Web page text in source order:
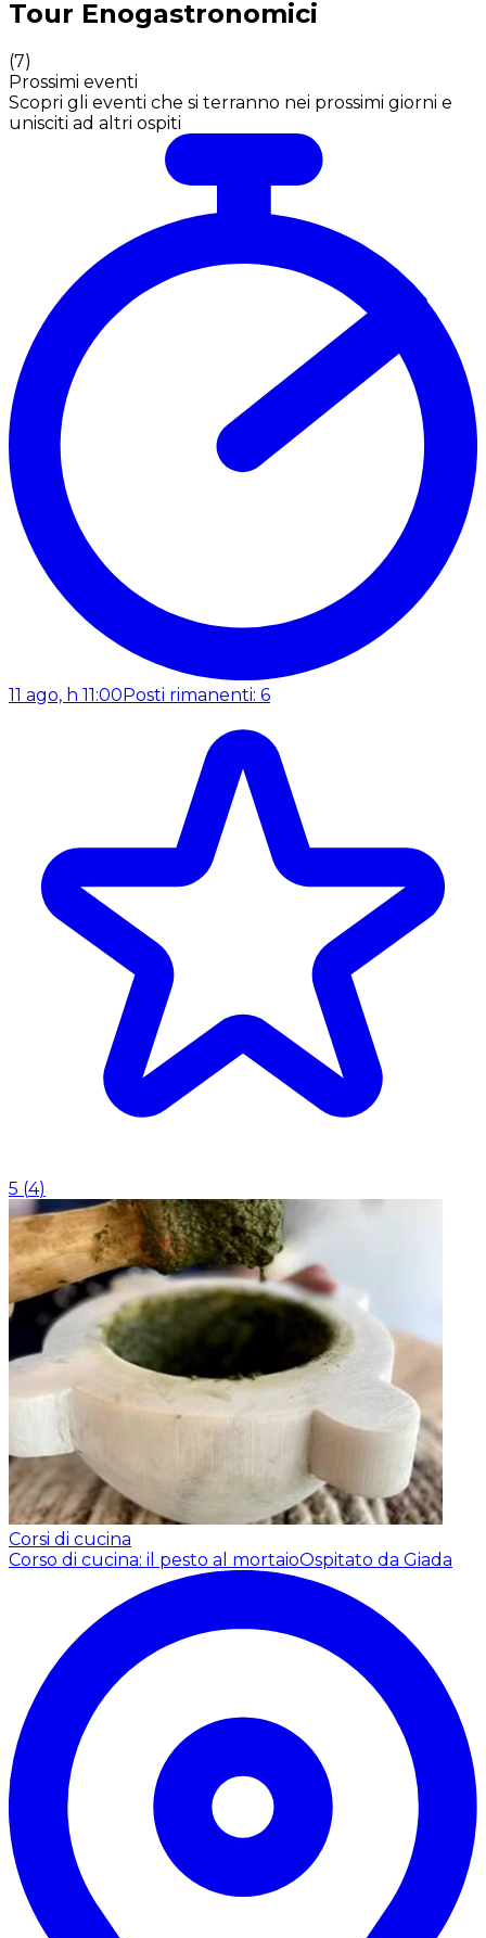
Tour Enogastronomici
(7)
Prossimi eventi
Scopri gli eventi che si terranno nei prossimi giorni e
unisciti ad altri ospiti
11 ago, h 11:00 Posti rimanenti: 6
5 (4)
Corsi di cucina
Corso di cucina: il pesto al mortaioOspitato da Giada